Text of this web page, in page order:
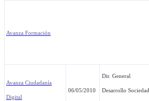
Avanza Formación
Avanza Ciudadanía
Digital
06/05/2010
Dir. General
Desarrollo Sociedad